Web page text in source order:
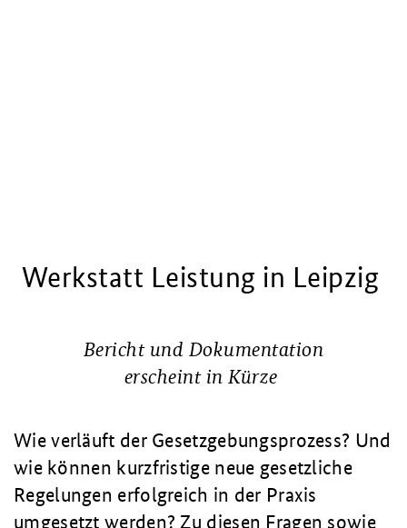
Werkstatt Leistung in Leipzig
Bericht und Dokumentation
erscheint in Kürze
Wie verläuft der Gesetzgebungsprozess? Und
wie können kurzfristige neue gesetzliche
Regelungen erfolgreich in der Praxis
umgesetzt werden? Zu diesen Fragen sowie